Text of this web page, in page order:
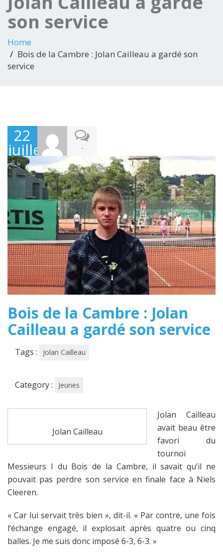
son service
Home
Bois de la Cambre : Jolan Cailleau a gardé son
service
22
juillet
2013
-
Bois de la Cambre : Jolan
Cailleau a gardé son service
Tags : Jolan Cailleau
Category : Jeunes
Jolan Cailleau
Jolan Cailleau
avait beau être
favori du
tournoi
Messieurs I du Bois de la Cambre, il savait qu’il ne
pouvait pas perdre son service en finale face à Niels
Cleeren.
« Car lui servait très bien », dit-il. « Par contre, une fois
l’échange engagé, il explosait après quatre ou cinq
balles. Je me suis donc imposé 6-3, 6-3. »